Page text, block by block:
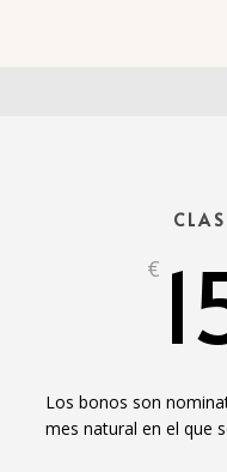
€
Los bonos son
mes natural en el que